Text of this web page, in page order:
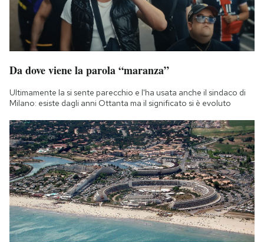
Da dove viene la parola “maranza”
Ultimamente la si sente parecchio e l'ha usata anche il sindaco di
Milano: esiste dagli anni Ottanta ma il significato si è evoluto